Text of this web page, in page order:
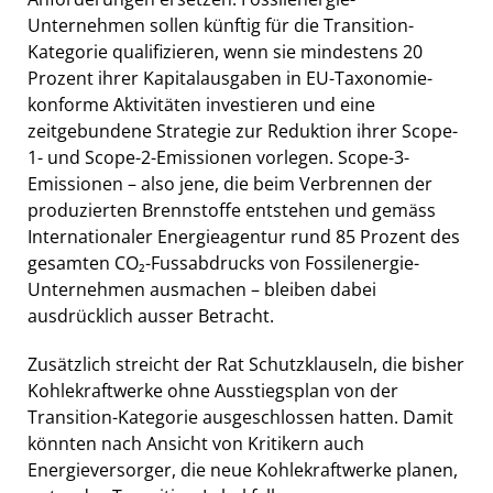
Unternehmen sollen künftig für die Transition-
Kategorie qualifizieren, wenn sie mindestens 20
Prozent ihrer Kapitalausgaben in EU-Taxonomie-
konforme Aktivitäten investieren und eine
zeitgebundene Strategie zur Reduktion ihrer Scope-
1- und Scope-2-Emissionen vorlegen. Scope-3-
Emissionen – also jene, die beim Verbrennen der
produzierten Brennstoffe entstehen und gemäss
Internationaler Energieagentur rund 85 Prozent des
gesamten CO₂-Fussabdrucks von Fossilenergie-
Unternehmen ausmachen – bleiben dabei
ausdrücklich ausser Betracht.
Zusätzlich streicht der Rat Schutzklauseln, die bisher
Kohlekraftwerke ohne Ausstiegsplan von der
Transition-Kategorie ausgeschlossen hatten. Damit
könnten nach Ansicht von Kritikern auch
Energieversorger, die neue Kohlekraftwerke planen,